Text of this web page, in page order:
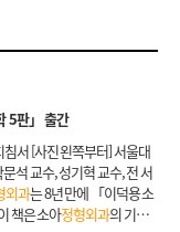
록하시기 바랍니다.
명, 입원안내, 수술 전후 주
두
있는 분들은 수납 맞은편 번
사시면 됩니다.
한 변형 교정 및 기기고정
재건술을 결과를 향상시키
재 선도적 위치에 있습니다.
재건술이 완치를 위해서 필
국내 최초 전척추 일괄 절제
드문 척추의 원발성 골육종
원발성 척추 종양은 희귀 질
험이 있는 의사도 매우 드뭅
료에 있어서도 미세 수술 기
내를 받으시기 바랍니다.외
외과02-2072-2060 비뇨기
정형외과02-2072-3490 재활
5판」 출간
서 [사진 왼쪽부터] 서울대
석 교수, 성기혁 교수, 전 서
외과는 8년 만에 「이덕용 소
책은 소아정형외과의 기초